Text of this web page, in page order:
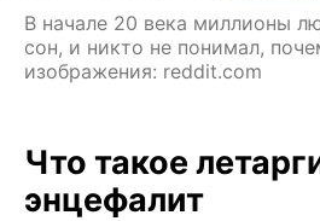
В начале 20 века миллионы
сон, и никто не понимал,
изображения: reddit.com
Что такое
энцефалит